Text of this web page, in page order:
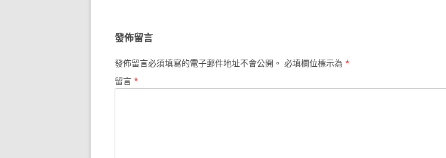
發佈留言
發佈留言必須填寫的電子郵件地址不會公開。 必填欄位標示為 *
留言 *